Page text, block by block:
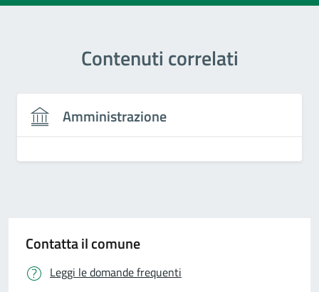
Contenuti correlati
Amministrazione
Contatta il comune
Leggi le domande frequenti